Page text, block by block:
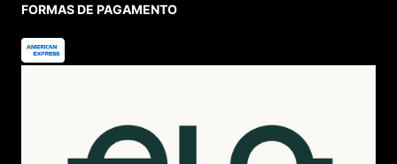
FORMAS DE PAGAMENTO